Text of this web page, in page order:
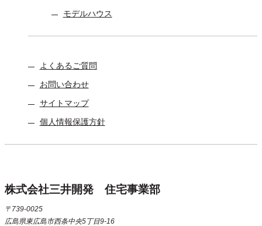
株式会社三井開発 住宅事業部
〒739-0025
広島県東広島市西条中央5丁目9-16
モデルハウス
よくあるご質問
お問い合わせ
サイトマップ
個人情報保護方針